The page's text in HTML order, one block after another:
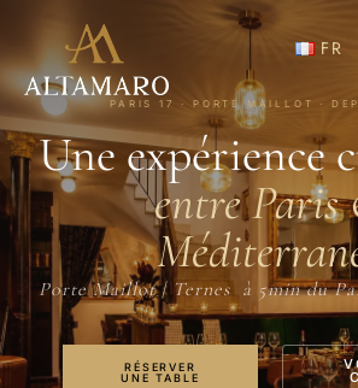
FR
PARIS 17 · PORTE MAILLOT ·
Une expérience
entre
Porte Maillot | Ternes à 5min du
RÉSERVER
UNE TABLE